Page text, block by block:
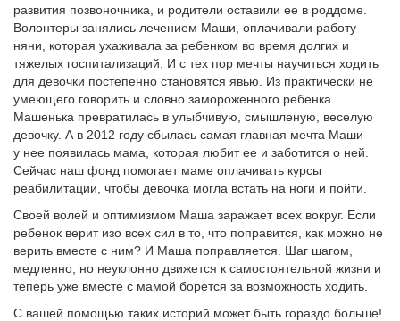
развития позвоночника, и родители оставили ее в роддоме.
Волонтеры занялись лечением Маши, оплачивали работу
няни, которая ухаживала за ребенком во время долгих и
тяжелых госпитализаций. И с тех пор мечты научиться ходить
для девочки постепенно становятся явью. Из практически не
умеющего говорить и словно замороженного ребенка
Машенька превратилась в улыбчивую, смышленую, веселую
девочку. А в 2012 году сбылась самая главная мечта Маши —
у нее появилась мама, которая любит ее и заботится о ней.
Сейчас наш фонд помогает маме оплачивать курсы
реабилитации, чтобы девочка могла встать на ноги и пойти.
Своей волей и оптимизмом Маша заражает всех вокруг. Если
ребенок верит изо всех сил в то, что поправится, как можно не
верить вместе с ним? И Маша поправляется. Шаг шагом,
медленно, но неуклонно движется к самостоятельной жизни и
теперь уже вместе с мамой борется за возможность ходить.
С вашей помощью таких историй может быть гораздо больше!